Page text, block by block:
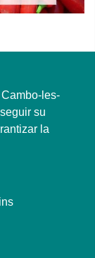
les-
su
la